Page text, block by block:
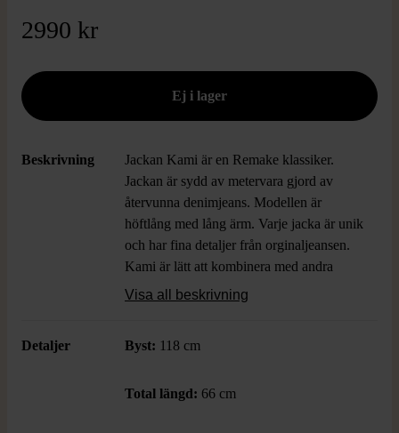
2990 kr
Beskrivning
Jackan Kami är en Remake klassiker.
Jackan är sydd av metervara gjord av
återvunna denimjeans. Modellen är
höftlång med lång ärm. Varje jacka är unik
och har fina detaljer från orginaljeansen.
Kami är lätt att kombinera med andra
plagg och blir snabbt en favorit i
Visa all beskrivning
Detaljer Byst: 118 cm
Total längd: 66 cm